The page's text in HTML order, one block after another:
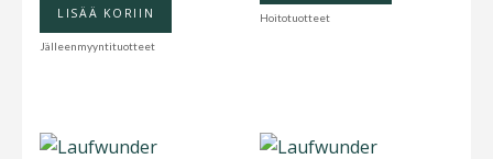
LISÄÄ KORIIN
Jälleenmyyntituotteet
Hoitotuotteet